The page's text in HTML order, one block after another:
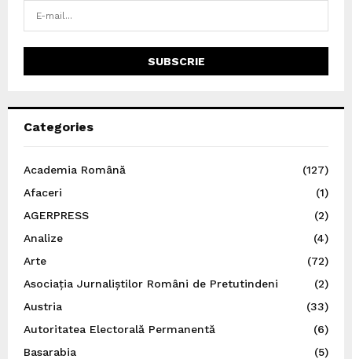
Categories
Academia Română
(127)
Afaceri
(1)
AGERPRESS
(2)
Analize
(4)
Arte
(72)
Asociația Jurnaliștilor Români de Pretutindeni
(2)
Austria
(33)
Autoritatea Electorală Permanentă
(6)
Basarabia
(5)